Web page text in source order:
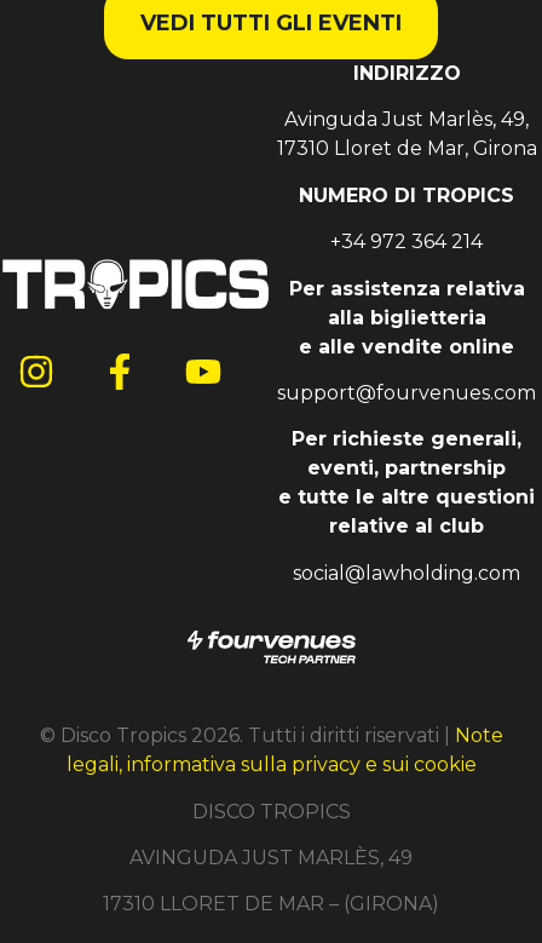
VEDI TUTTI GLI EVENTI
INDIRIZZO
Avinguda Just Marlès, 49,
17310 Lloret de Mar, Girona
NUMERO DI TROPICS
+34 972 364 214
Per assistenza relativa
alla biglietteria
e alle vendite online
support@fourvenues.com
Per richieste generali,
eventi, partnership
e tutte le altre questioni
relative al club
social@lawholding.com
© Disco Tropics 2026. Tutti i diritti riservati | Note
legali, informativa sulla privacy e sui cookie
DISCO TROPICS
AVINGUDA JUST MARLÈS, 49
17310 LLORET DE MAR – (GIRONA)